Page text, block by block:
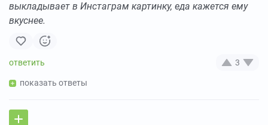
выкладывает в Инстаграм картинку, еда кажется ему
вкуснее.
3
показать ответы